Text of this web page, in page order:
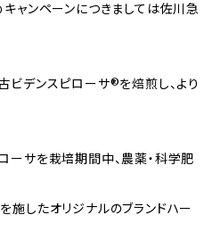
キャンペーンにつきましては佐川急
ビデンスピローサ®を焙煎し、より
ーサを栽培期間中、農薬・科学肥
施したオリジナルのブランドハー